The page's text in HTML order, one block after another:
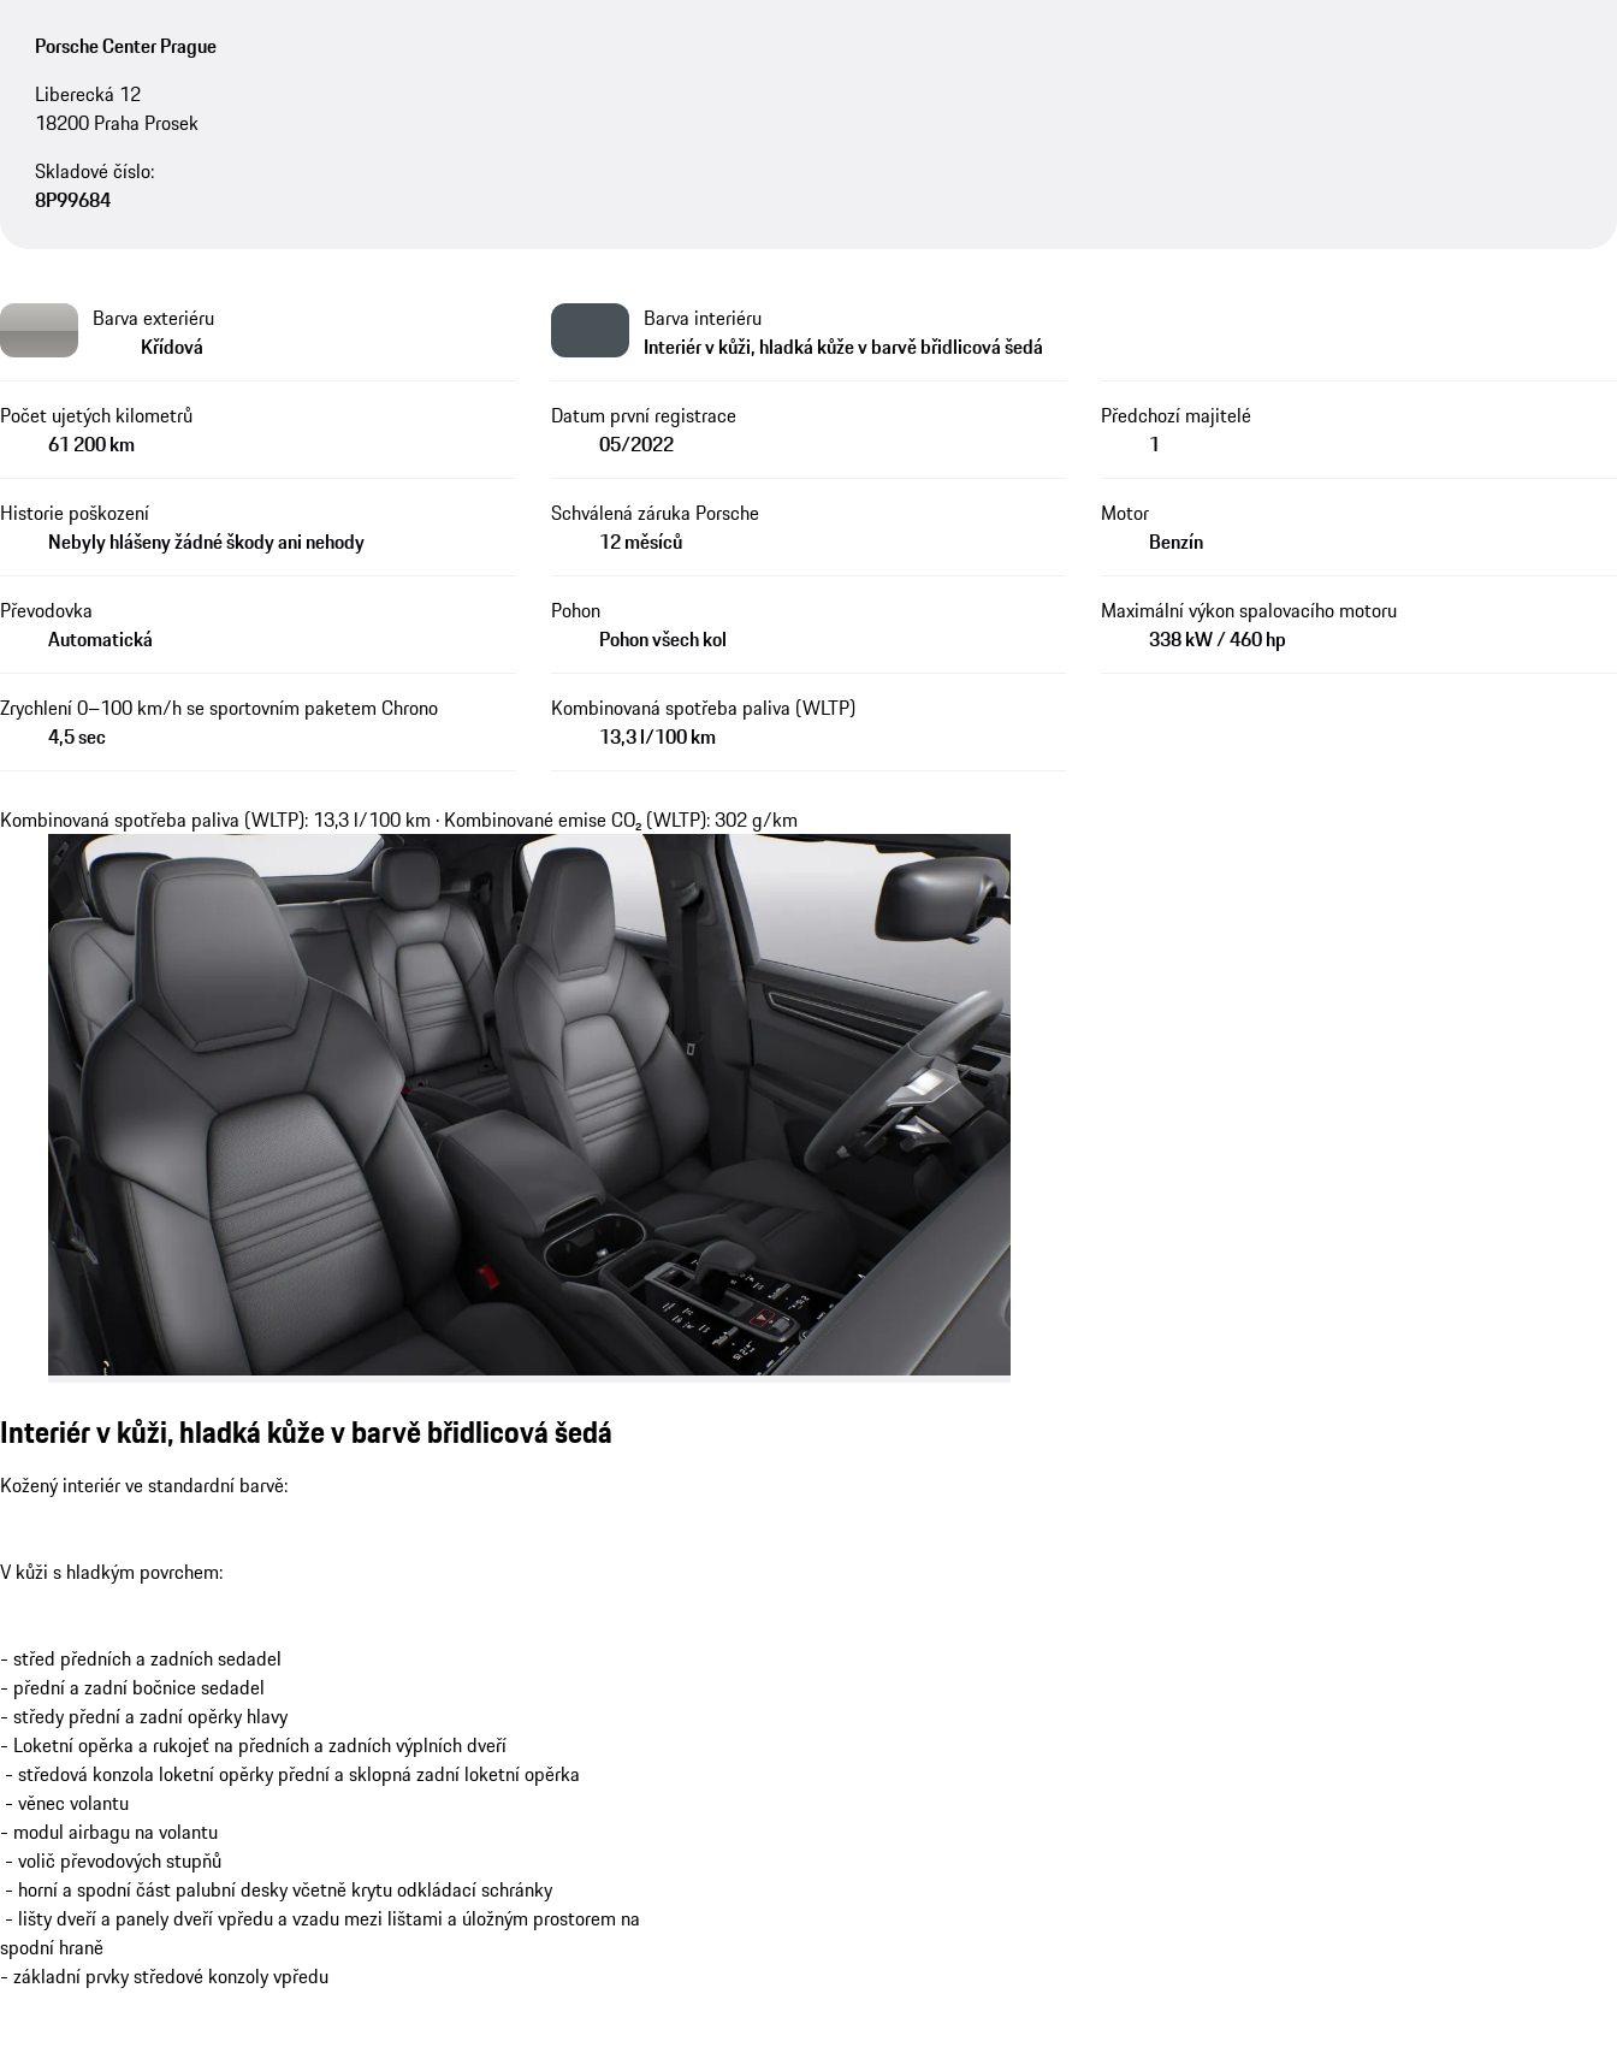
Porsche Center Prague
Liberecká 12
18200 Praha Prosek
Skladové číslo:
8P99684
Barva exteriéru
Křídová
Barva interiéru
Interiér v kůži, hladká kůže v barvě břidlicová šedá
Počet ujetých kilometrů
61 200 km
Datum první registrace
05/2022
Předchozí majitelé
1
Historie poškození
Nebyly hlášeny žádné škody ani nehody
Schválená záruka Porsche
12 měsíců
Motor
Benzín
Převodovka
Automatická
Pohon
Pohon všech kol
Maximální výkon spalovacího motoru
338 kW / 460 hp
Zrychlení 0–100 km/h se sportovním paketem Chrono
4,5 sec
Kombinovaná spotřeba paliva (WLTP)
13,3 l/100 km
Kombinovaná spotřeba paliva (WLTP): 13,3 l/100 km · Kombinované emise CO₂ (WLTP): 302 g/km
Interiér v kůži, hladká kůže v barvě břidlicová šedá
Kožený interiér ve standardní barvě:
V kůži s hladkým povrchem:
- střed předních a zadních sedadel
- přední a zadní bočnice sedadel
- středy přední a zadní opěrky hlavy
- Loketní opěrka a rukojeť na předních a zadních výplních dveří
- středová konzola loketní opěrky přední a sklopná zadní loketní opěrka
- věnec volantu
- modul airbagu na volantu
- volič převodových stupňů
- horní a spodní část palubní desky včetně krytu odkládací schránky
- lišty dveří a panely dveří vpředu a vzadu mezi lištami a úložným prostorem na
spodní hraně
- základní prvky středové konzoly vpředu